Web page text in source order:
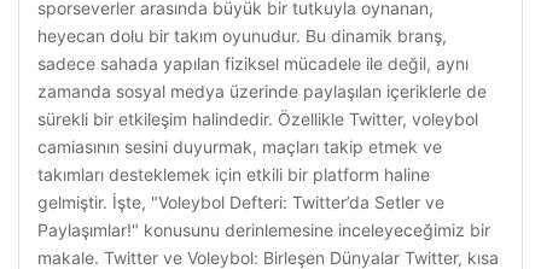
sporseverler arasında büyük bir tutkuyla oynanan,
heyecan dolu bir takım oyunudur. Bu dinamik branş,
sadece sahada yapılan fiziksel mücadele ile değil, aynı
zamanda sosyal medya üzerinde paylaşılan içeriklerle de
sürekli bir etkileşim halindedir. Özellikle Twitter, voleybol
camiasının sesini duyurmak, maçları takip etmek ve
takımları desteklemek için etkili bir platform haline
gelmiştir. İşte, "Voleybol Defteri: Twitter’da Setler ve
Paylaşımlar!" konusunu derinlemesine inceleyeceğimiz bir
makale. Twitter ve Voleybol: Birleşen Dünyalar Twitter, kısa